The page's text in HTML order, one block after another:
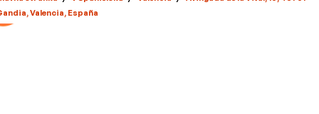
Valencia, España